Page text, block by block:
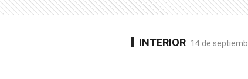
INTERIOR 14 de